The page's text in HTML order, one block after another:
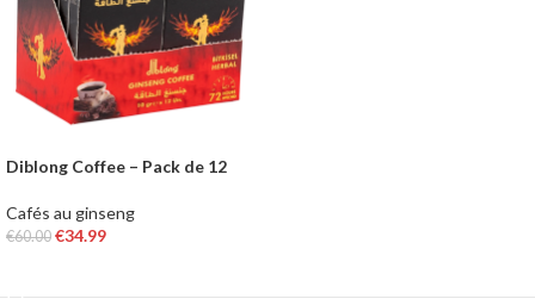
Diblong Coffee – Pack de 12
Cafés au ginseng
€60.00 €34.99